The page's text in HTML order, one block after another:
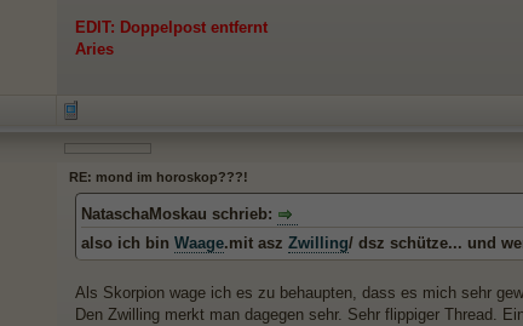
EDIT: Doppelpost entfernt
Aries
RE: mond im horoskop???!
NataschaMoskau schrieb:
also ich bin Waage.mit asz Zwilling/ dsz schütze... und
Als Skorpion wage ich es zu behaupten, dass es mich sehr
Den Zwilling merkt man dagegen sehr. Sehr flippiger Thread.